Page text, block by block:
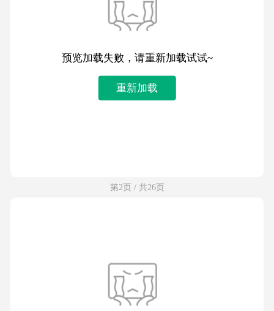
预览加载失败，请重新加载试试~
重新加载
第2页 / 共26页